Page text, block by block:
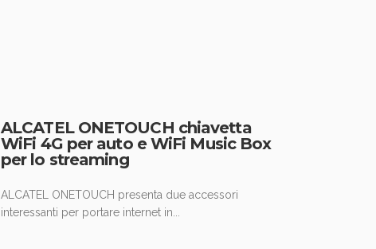
ALCATEL ONETOUCH chiavetta
WiFi 4G per auto e WiFi Music Box
per lo streaming
ALCATEL ONETOUCH presenta due accessori
interessanti per portare internet in...